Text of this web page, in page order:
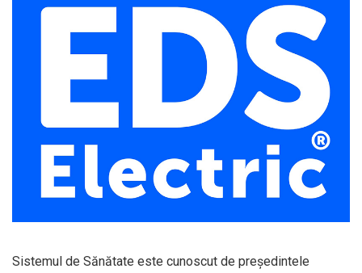
Sistemul de Sănătate este cunoscut de preşedintele